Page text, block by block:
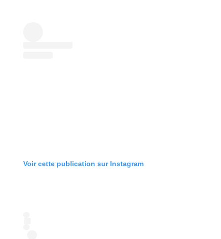
Voir cette publication sur Instagram